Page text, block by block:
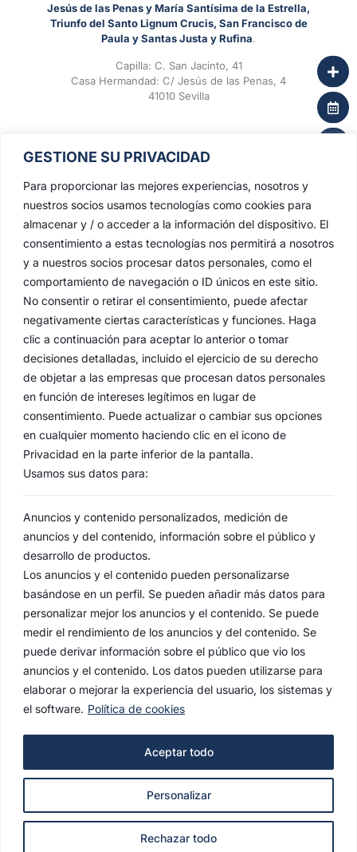
GESTIONE SU PRIVACIDAD
Para proporcionar las mejores experiencias, nosotros y
nuestros socios usamos tecnologías como cookies para
almacenar y / o acceder a la información del dispositivo. El
consentimiento a estas tecnologías nos permitirá a nosotros
y a nuestros socios procesar datos personales, como el
comportamiento de navegación o ID únicos en este sitio.
No consentir o retirar el consentimiento, puede afectar
negativamente ciertas características y funciones. Haga
clic a continuación para aceptar lo anterior o tomar
decisiones detalladas, incluido el ejercicio de su derecho
de objetar a las empresas que procesan datos personales
en función de intereses legítimos en lugar de
consentimiento. Puede actualizar o cambiar sus opciones
en cualquier momento haciendo clic en el icono de
Privacidad en la parte inferior de la pantalla.
Usamos sus datos para:
Anuncios y contenido personalizados, medición de
anuncios y del contenido, información sobre el público y
desarrollo de productos.
Los anuncios y el contenido pueden personalizarse
basándose en un perfil. Se pueden añadir más datos para
personalizar mejor los anuncios y el contenido. Se puede
medir el rendimiento de los anuncios y del contenido. Se
puede derivar información sobre el público que vio los
anuncios y el contenido. Los datos pueden utilizarse para
elaborar o mejorar la experiencia del usuario, los sistemas y
el software. Política de cookies
Personalizar
Rechazar todo
Aceptar todo
Jesús de las Penas y María Santísima de la Estrella,
Triunfo del Santo Lignum Crucis, San Francisco de
Paula y Santas Justa y Rufina.
Capilla: C. San Jacinto, 41
Casa Hermandad: C/ Jesús de las Penas, 4
41010 Sevilla
AVISO LEGAL
POLÍTICA DE PRIVACIDAD
POLÍTICA DE COOKIES
© 2022 Hermandad de la Estrella. Todos los derechos